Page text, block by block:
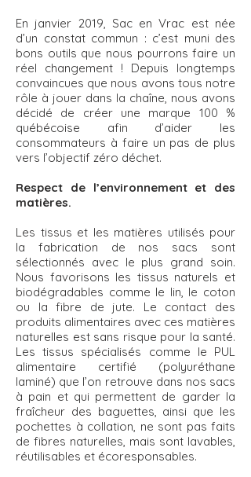
En janvier 2019, Sac en Vrac est née
d’un constat commun : c’est muni des
bons outils que nous pourrons faire un
réel changement ! Depuis longtemps
convaincues que nous avons tous notre
rôle à jouer dans la chaîne, nous avons
décidé de créer une marque 100 %
québécoise afin d’aider les
consommateurs à faire un pas de plus
vers l’objectif zéro déchet.
Respect de l’environnement et des
matières.
Les tissus et les matières utilisés pour
la fabrication de nos sacs sont
sélectionnés avec le plus grand soin.
Nous favorisons les tissus naturels et
biodégradables comme le lin, le coton
ou la fibre de jute. Le contact des
produits alimentaires avec ces matières
naturelles est sans risque pour la santé.
Les tissus spécialisés comme le PUL
alimentaire certifié (polyuréthane
laminé) que l’on retrouve dans nos sacs
à pain et qui permettent de garder la
fraîcheur des baguettes, ainsi que les
pochettes à collation, ne sont pas faits
de fibres naturelles, mais sont lavables,
réutilisables et écoresponsables.